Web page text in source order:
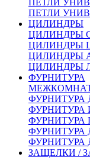
ПЕТЛИ
ПЕТЛИ
ЦИЛИНДРЫ
ЦИЛИНДРЫ
ЦИЛИНДРЫ
ЦИЛИНДРЫ
ЦИЛИНДРЫ
ФУРНИТУРА
ФУРНИТУРА
ФУРНИТУРА
ФУРНИТУРА
ФУРНИТУРА
ЗАЩЕЛКИ /